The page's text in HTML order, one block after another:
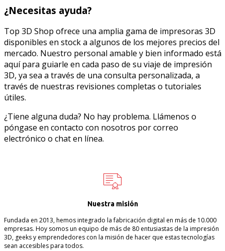
¿Necesitas ayuda?
Top 3D Shop ofrece una amplia gama de impresoras 3D
disponibles en stock a algunos de los mejores precios del
mercado. Nuestro personal amable y bien informado está
aquí para guiarle en cada paso de su viaje de impresión
3D, ya sea a través de una consulta personalizada, a
través de nuestras revisiones completas o tutoriales
útiles.
¿Tiene alguna duda? No hay problema. Llámenos o
póngase en contacto con nosotros por correo
electrónico o chat en línea.
Nuestra misión
Fundada en 2013, hemos integrado la fabricación digital en más de 10.000
empresas. Hoy somos un equipo de más de 80 entusiastas de la impresión
3D, geeks y emprendedores con la misión de hacer que estas tecnologías
sean accesibles para todos.